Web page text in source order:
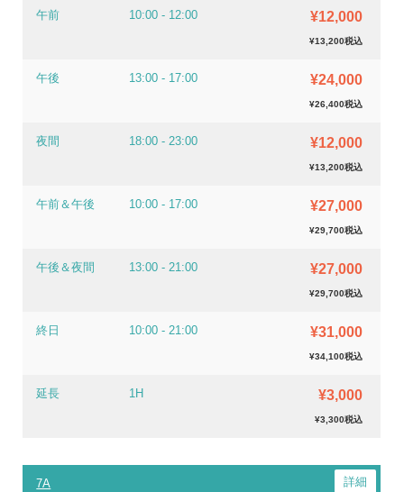
午前 10:00 - 12:00 ¥12,000
¥13,200税込
午後 13:00 - 17:00 ¥24,000
¥26,400税込
夜間 18:00 - 23:00 ¥12,000
¥13,200税込
午前＆午後 10:00 - 17:00 ¥27,000
¥29,700税込
午後＆夜間 13:00 - 21:00 ¥27,000
¥29,700税込
終日 10:00 - 21:00 ¥31,000
¥34,100税込
延長 1H ¥3,000
¥3,300税込
7A